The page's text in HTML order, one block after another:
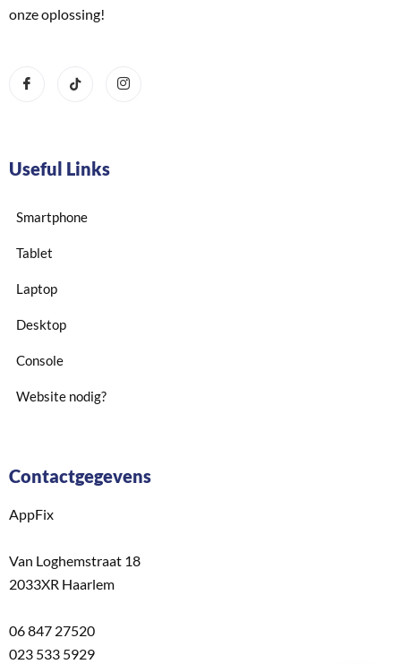
onze oplossing!
Useful Links
Smartphone
Tablet
Laptop
Desktop
Console
Website nodig?
Contactgegevens
AppFix
Van Loghemstraat 18
2033XR Haarlem
06 847 27520
023 533 5929